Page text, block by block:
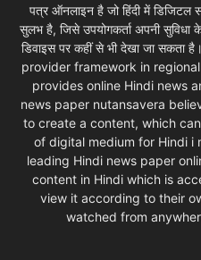
पत्र ऑनलाइन है जो हिंदी में डिजिटल
सुलभ है, जिसे उपयोगकर्ता अपनी
डिवाइस पर कहीं से भी देखा जा
provider framework in
provides online Hindi news
news paper nutansavera
to create a content, which
of digital medium for Hindi i
leading Hindi news paper
content in Hindi which is
view it according to their
watched from